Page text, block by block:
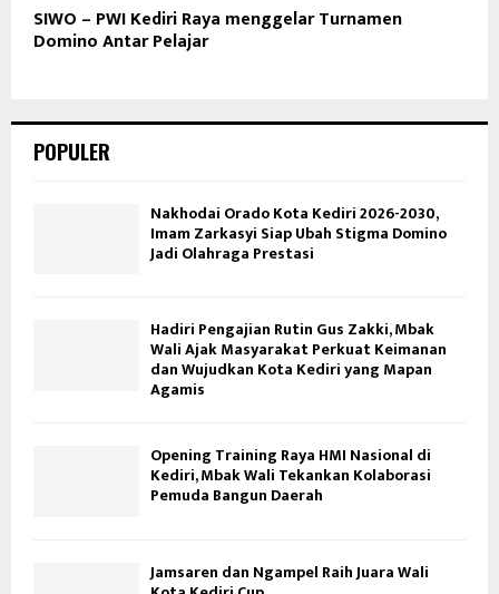
SIWO – PWI Kediri Raya menggelar Turnamen
Domino Antar Pelajar
POPULER
Nakhodai Orado Kota Kediri 2026-2030,
Imam Zarkasyi Siap Ubah Stigma Domino
Jadi Olahraga Prestasi
Hadiri Pengajian Rutin Gus Zakki, Mbak
Wali Ajak Masyarakat Perkuat Keimanan
dan Wujudkan Kota Kediri yang Mapan
Agamis
Opening Training Raya HMI Nasional di
Kediri, Mbak Wali Tekankan Kolaborasi
Pemuda Bangun Daerah
Jamsaren dan Ngampel Raih Juara Wali